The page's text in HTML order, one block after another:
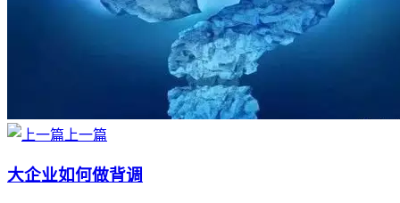
上一篇
大企业如何做背调